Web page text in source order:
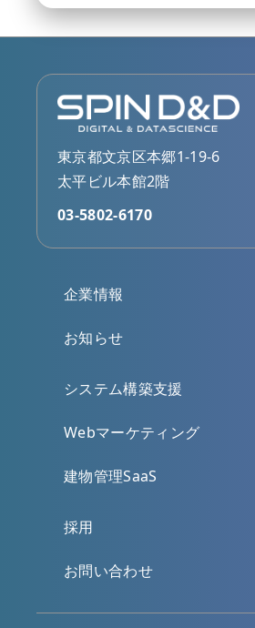
東京都文京区本郷1-19-6
太平ビル本館2階
03-5802-6170
企業情報
お知らせ
システム構築支援
Webマーケティング
建物管理SaaS
採用
お問い合わせ